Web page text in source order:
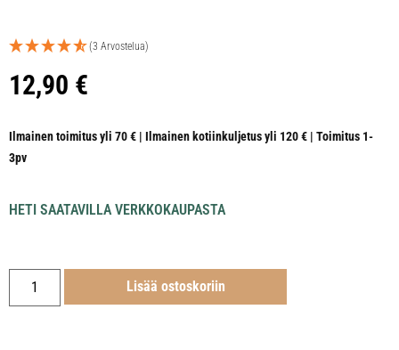
(3 Arvostelua)
12,90 €
Ilmainen toimitus yli 70 € | Ilmainen kotiinkuljetus yli 120 € | Toimitus 1-
3pv
HETI SAATAVILLA VERKKOKAUPASTA
Lisää ostoskoriin